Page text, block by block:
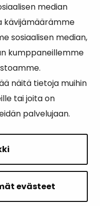
median
kävijämäärämme
sosiaalisen median,
kumppaneillemme
näitä tietoja muihin
tai joita on
palvelujaan.
evästeet
ja
liittyen